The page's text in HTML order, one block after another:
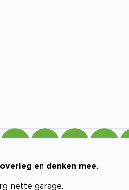
en denken mee.
nette garage.